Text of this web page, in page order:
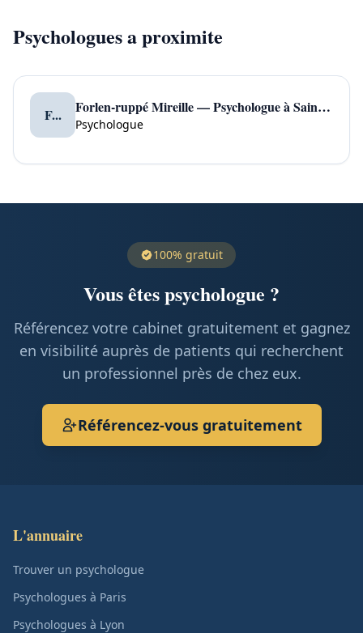
Psychologues a proximite
F... Forlen-ruppé Mireille — Psychologue à Saint Louis
Psychologue
100% gratuit
Vous êtes psychologue ?
Référencez votre cabinet gratuitement et gagnez
en visibilité auprès de patients qui recherchent
un professionnel près de chez eux.
Référencez-vous gratuitement
L'annuaire
Trouver un psychologue
Psychologues à Paris
Psychologues à Lyon